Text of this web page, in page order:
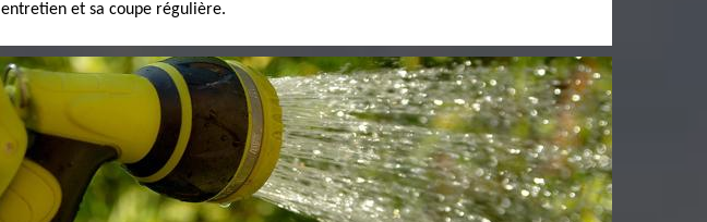
entretien et sa coupe régulière.